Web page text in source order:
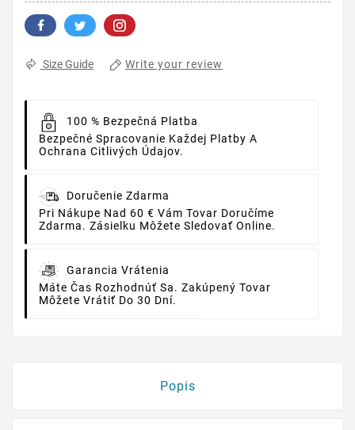
Size Guide Write your review
100 % Bezpečná Platba
Bezpečné Spracovanie Každej Platby A
Ochrana Citlivých Údajov.
Doručenie Zdarma
Pri Nákupe Nad 60 € Vám Tovar Doručíme
Zdarma. Zásielku Môžete Sledovať Online.
Garancia Vrátenia
Máte Čas Rozhodnúť Sa. Zakúpený Tovar
Môžete Vrátiť Do 30 Dní.
Popis